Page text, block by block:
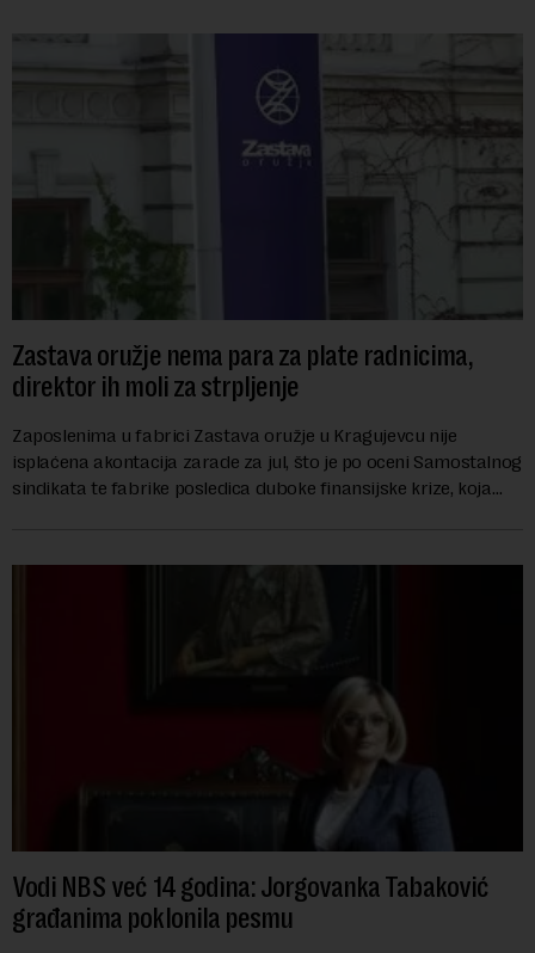
Zastava oružje nema para za plate radnicima,
direktor ih moli za strpljenje
Zaposlenima u fabrici Zastava oružje u Kragujevcu nije
isplaćena akontacija zarade za jul, što je po oceni Samostalnog
sindikata te fabrike posledica duboke finansijske krize, koja
Vodi NBS već 14 godina: Jorgovanka Tabaković
građanima poklonila pesmu